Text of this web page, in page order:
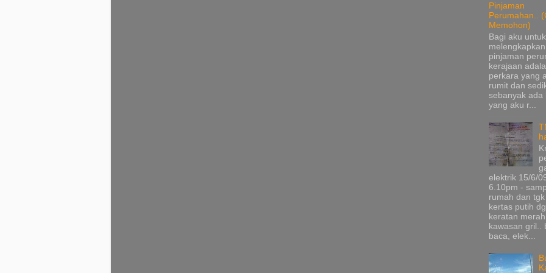
Pinjaman
Perumahan..
Memohon)
Bagi aku untuk
pinjaman
kerajaan
perkara yang
rumit dan
sebanyak ada
yang aku r...
elektrik 15/6/
6.10pm -
rumah dan
kertas putih
keratan
kawasan gril..
baca, elek...